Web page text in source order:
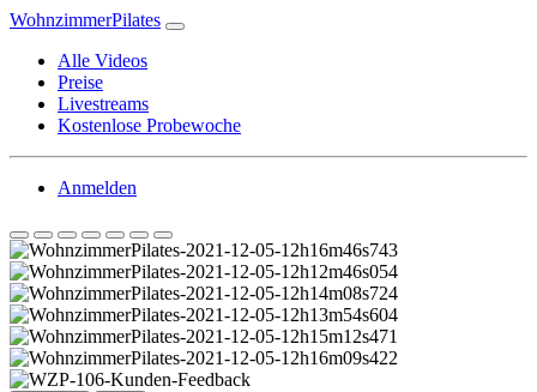
WohnzimmerPilates
Alle Videos
Preise
Livestreams
Kostenlose Probewoche
Anmelden